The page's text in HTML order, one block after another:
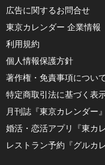
広告に関するお問合せ
東京カレンダー 企業情報
利用規約
個人情報保護方針
著作権・免責事項につい
特定商取引法に基づく表
月刊誌『東京カレンダー』
婚活・恋活アプリ『東カ
レストラン予約『グルカ